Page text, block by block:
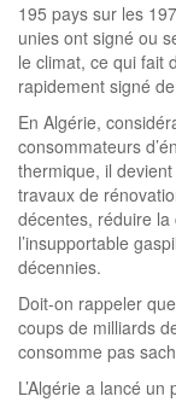
195 pays sur les
unies ont signé ou
le climat, ce qui fait
rapidement signé
En Algérie,
consommateurs
thermique, il
travaux de
décentes, réduire
l’insupportable
décennies.
Doit-on rappeler
coups de milliards
consomme pas
L’Algérie a lancé